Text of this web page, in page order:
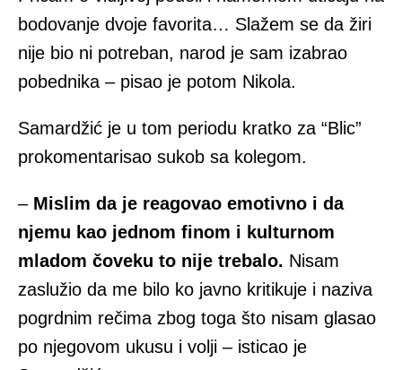
bodovanje dvoje favorita… Slažem se da žiri
nije bio ni potreban, narod je sam izabrao
pobednika – pisao je potom Nikola.
Samardžić je u tom periodu kratko za “Blic”
prokomentarisao sukob sa kolegom.
– Mislim da je reagovao emotivno i da
njemu kao jednom finom i kulturnom
mladom čoveku to nije trebalo. Nisam
zaslužio da me bilo ko javno kritikuje i naziva
pogrdnim rečima zbog toga što nisam glasao
po njegovom ukusu i volji – isticao je